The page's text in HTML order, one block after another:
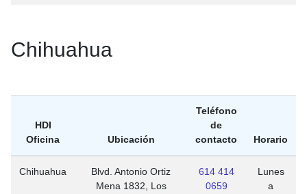
Chihuahua
HDI
Oficina
Ubicación
Teléfono
de
contacto
Horario
Chihuahua
Blvd. Antonio Ortiz
Mena 1832, Los
614 414
0659
Lunes
a